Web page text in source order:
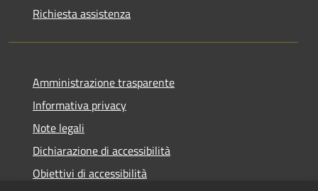
Richiesta assistenza
Amministrazione trasparente
Informativa privacy
Note legali
Dichiarazione di accessibilità
Obiettivi di accessibilità